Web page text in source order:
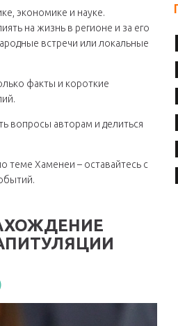
экономике и науке.
на жизнь в регионе и за его
встречи или локальные
факты и короткие
вопросы авторам и делиться
теме Хаменеи – оставайтесь с